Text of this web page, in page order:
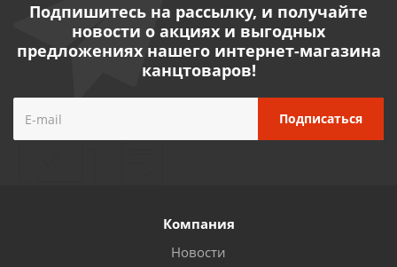
Подпишитесь на рассылку, и получайте
новости о акциях и выгодных
предложениях нашего интернет-магазина
канцтоваров!
Компания
Новости